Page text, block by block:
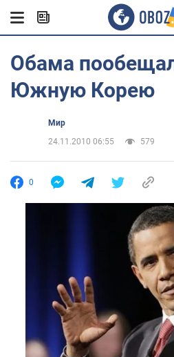
Обама
Южную Корею
Мир
24.11.2010 06:55
579
0